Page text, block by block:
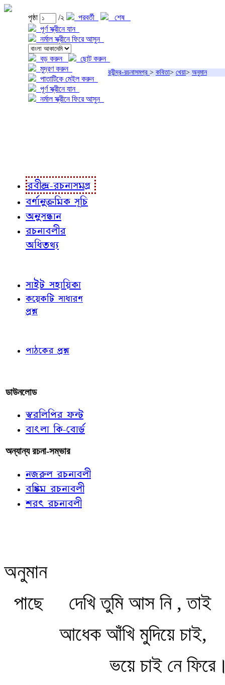
পৃষ্ঠা /২ পরবর্তী
শেষ
পূর্ণ স্ক্রীনে যান
নর্মাল স্ক্রীনে ফিরে আসুন
বড় করুন
ছোট করুন
মুদ্রণ করুন
পাতাটিকে মেইল করুন
পূর্ণ স্ক্রীনে যান
নর্মাল স্ক্রীনে ফিরে আসুন
রবীন্দ্র-রচনাসমগ্র > কবিতা> খেয়া> অনুমান
রবীন্দ্র-রচনাসমগ্র
বর্ণানুক্রমিক সূচি
অনুসন্ধান
রচনাবলীর
অধিতথ্য
সাইট সহায়িকা
কয়েকটি সাধারণ
প্রশ্ন
পাঠকের প্রশ্ন
ডাউনলোড
স্বরলিপির ফন্ট
বাংলা কি-বোর্ড
অন্যান্য রচনা-সম্ভার
নজরুল রচনাবলী
বঙ্কিম রচনাবলী
শরৎ রচনাবলী
অনুমান
পাছে
দেখি তুমি আস নি , তাই
আধেক আঁখি মুদিয়ে চাই,
ভয়ে চাই নে